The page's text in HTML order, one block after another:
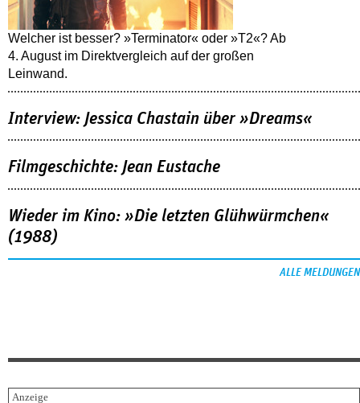
Welcher ist besser? »Terminator« oder »T2«? Ab
4. August im Direktvergleich auf der großen
Leinwand.
Interview: Jessica Chastain über »Dreams«
Filmgeschichte: Jean Eustache
Wieder im Kino: »Die letzten Glühwürmchen«
(1988)
ALLE MELDUNGEN